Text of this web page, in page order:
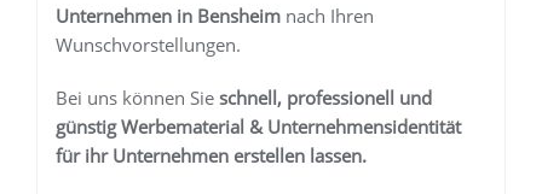
Unternehmen in Bensheim nach Ihren
Wunschvorstellungen.
Bei uns können Sie schnell, professionell und
günstig Werbematerial & Unternehmensidentität
für ihr Unternehmen erstellen lassen.